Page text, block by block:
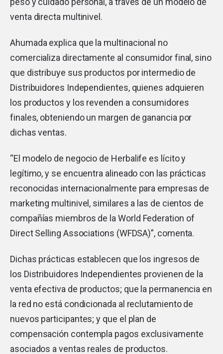
venta directa multinivel.
Ahumada explica que la multinacional no
comercializa directamente al consumidor final, sino
que distribuye sus productos por intermedio de
Distribuidores Independientes, quienes adquieren
los productos y los revenden a consumidores
finales, obteniendo un margen de ganancia por
dichas ventas.
“El modelo de negocio de Herbalife es lícito y
legítimo, y se encuentra alineado con las prácticas
reconocidas internacionalmente para empresas de
marketing multinivel, similares a las de cientos de
compañías miembros de la World Federation of
Direct Selling Associations (WFDSA)”, comenta.
Dichas prácticas establecen que los ingresos de
los Distribuidores Independientes provienen de la
venta efectiva de productos; que la permanencia en
la red no está condicionada al reclutamiento de
nuevos participantes; y que el plan de
compensación contempla pagos exclusivamente
asociados a ventas reales de productos.